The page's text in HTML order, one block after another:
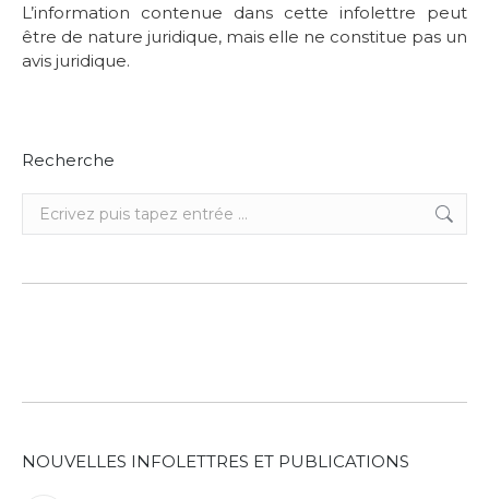
L’information contenue dans cette infolettre peut
être de nature juridique, mais elle ne constitue pas un
avis juridique.
Recherche
Recherche
NOUVELLES INFOLETTRES ET PUBLICATIONS